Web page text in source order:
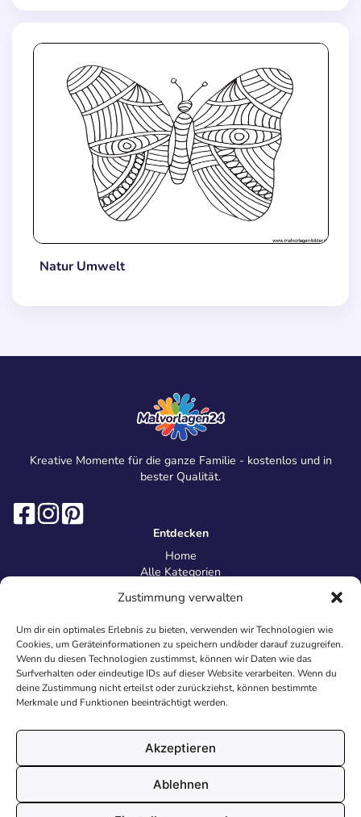
Zustimmung verwalten
Um dir ein optimales Erlebnis zu bieten, verwenden wir Technologien wie
Cookies, um Geräteinformationen zu speichern und/oder darauf zuzugreifen.
Wenn du diesen Technologien zustimmst, können wir Daten wie das
Surfverhalten oder eindeutige IDs auf dieser Website verarbeiten. Wenn du
deine Zustimmung nicht erteilst oder zurückziehst, können bestimmte
Merkmale und Funktionen beeinträchtigt werden.
Akzeptieren
Ablehnen
Natur Umwelt
Kreative Momente für die ganze Familie - kostenlos und in
bester Qualität.
Entdecken
Home
Alle Kategorien
Information
Über uns
Kontakt
Inhaltsrichtlinien
Recht & Datenschutz
Impressum
AGB
Cookies